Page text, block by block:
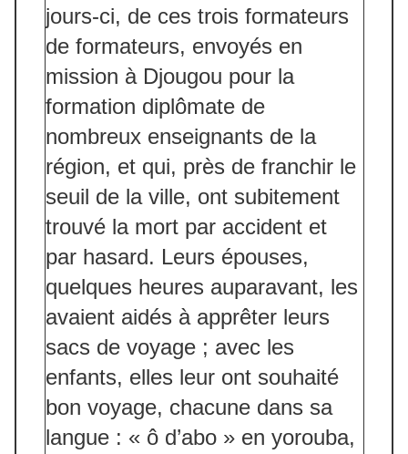
jours-ci, de ces trois formateurs
de formateurs, envoyés en
mission à Djougou pour la
formation diplômate de
nombreux enseignants de la
région, et qui, près de franchir le
seuil de la ville, ont subitement
trouvé la mort par accident et
par hasard. Leurs épouses,
quelques heures auparavant, les
avaient aidés à apprêter leurs
sacs de voyage ; avec les
enfants, elles leur ont souhaité
bon voyage, chacune dans sa
langue : « ô d’abo » en yorouba,